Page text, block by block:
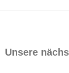
Unsere